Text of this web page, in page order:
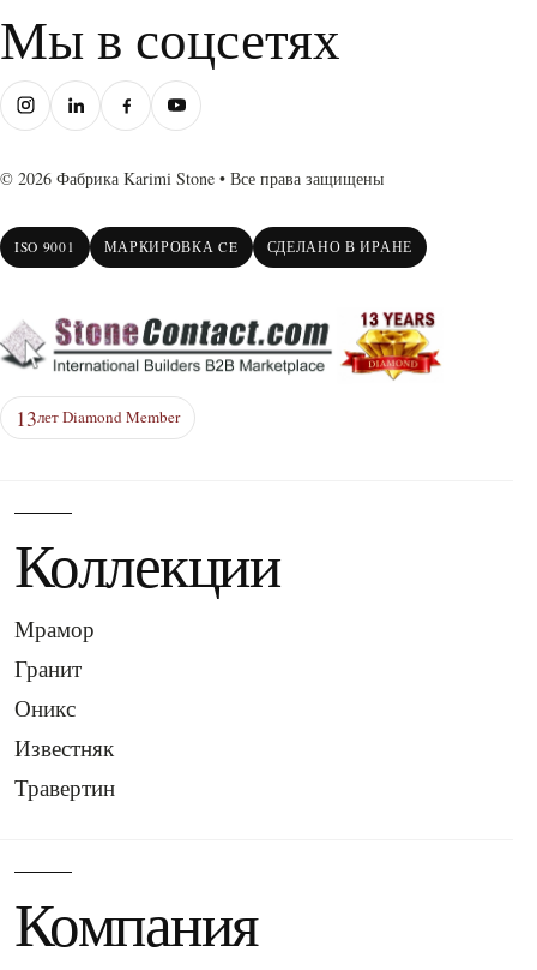
Мы в соцсетях
© 2026 Фабрика Karimi Stone • Все права защищены
ISO 9001 МАРКИРОВКА CE СДЕЛАНО В ИРАНЕ
13лет Diamond Member
Коллекции
Мрамор
Гранит
Оникс
Известняк
Травертин
Компания